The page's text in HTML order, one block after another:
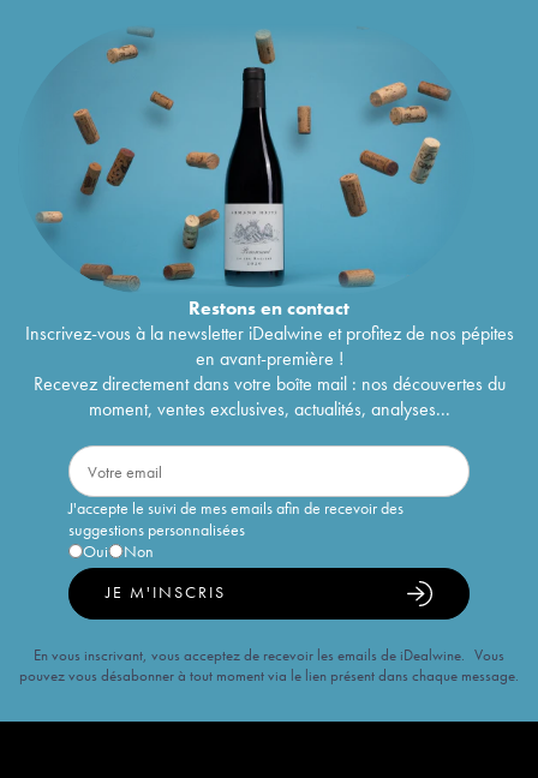
Restons encontact
Inscrivez-vous à la newsletter iDealwine et profitez de nos pépites
en avant-première !
Recevez directement dans votre boîte mail : nos découvertes du
moment, ventes exclusives, actualités, analyses...
J'accepte le suivi de mes emails afin de recevoir des
suggestions personnalisées
Oui
Non
JE M'INSCRIS
En vous inscrivant, vous acceptez de recevoir les emails de iDealwine. Vous
pouvez vous désabonner à tout moment via le lien présent dans chaque message.